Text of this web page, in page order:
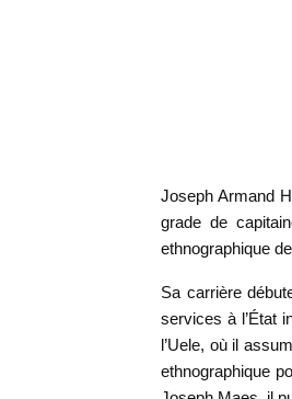
Joseph Armand
grade de
ethnographique
Sa carrière
services à l’État
l’Uele, où il
ethnographique